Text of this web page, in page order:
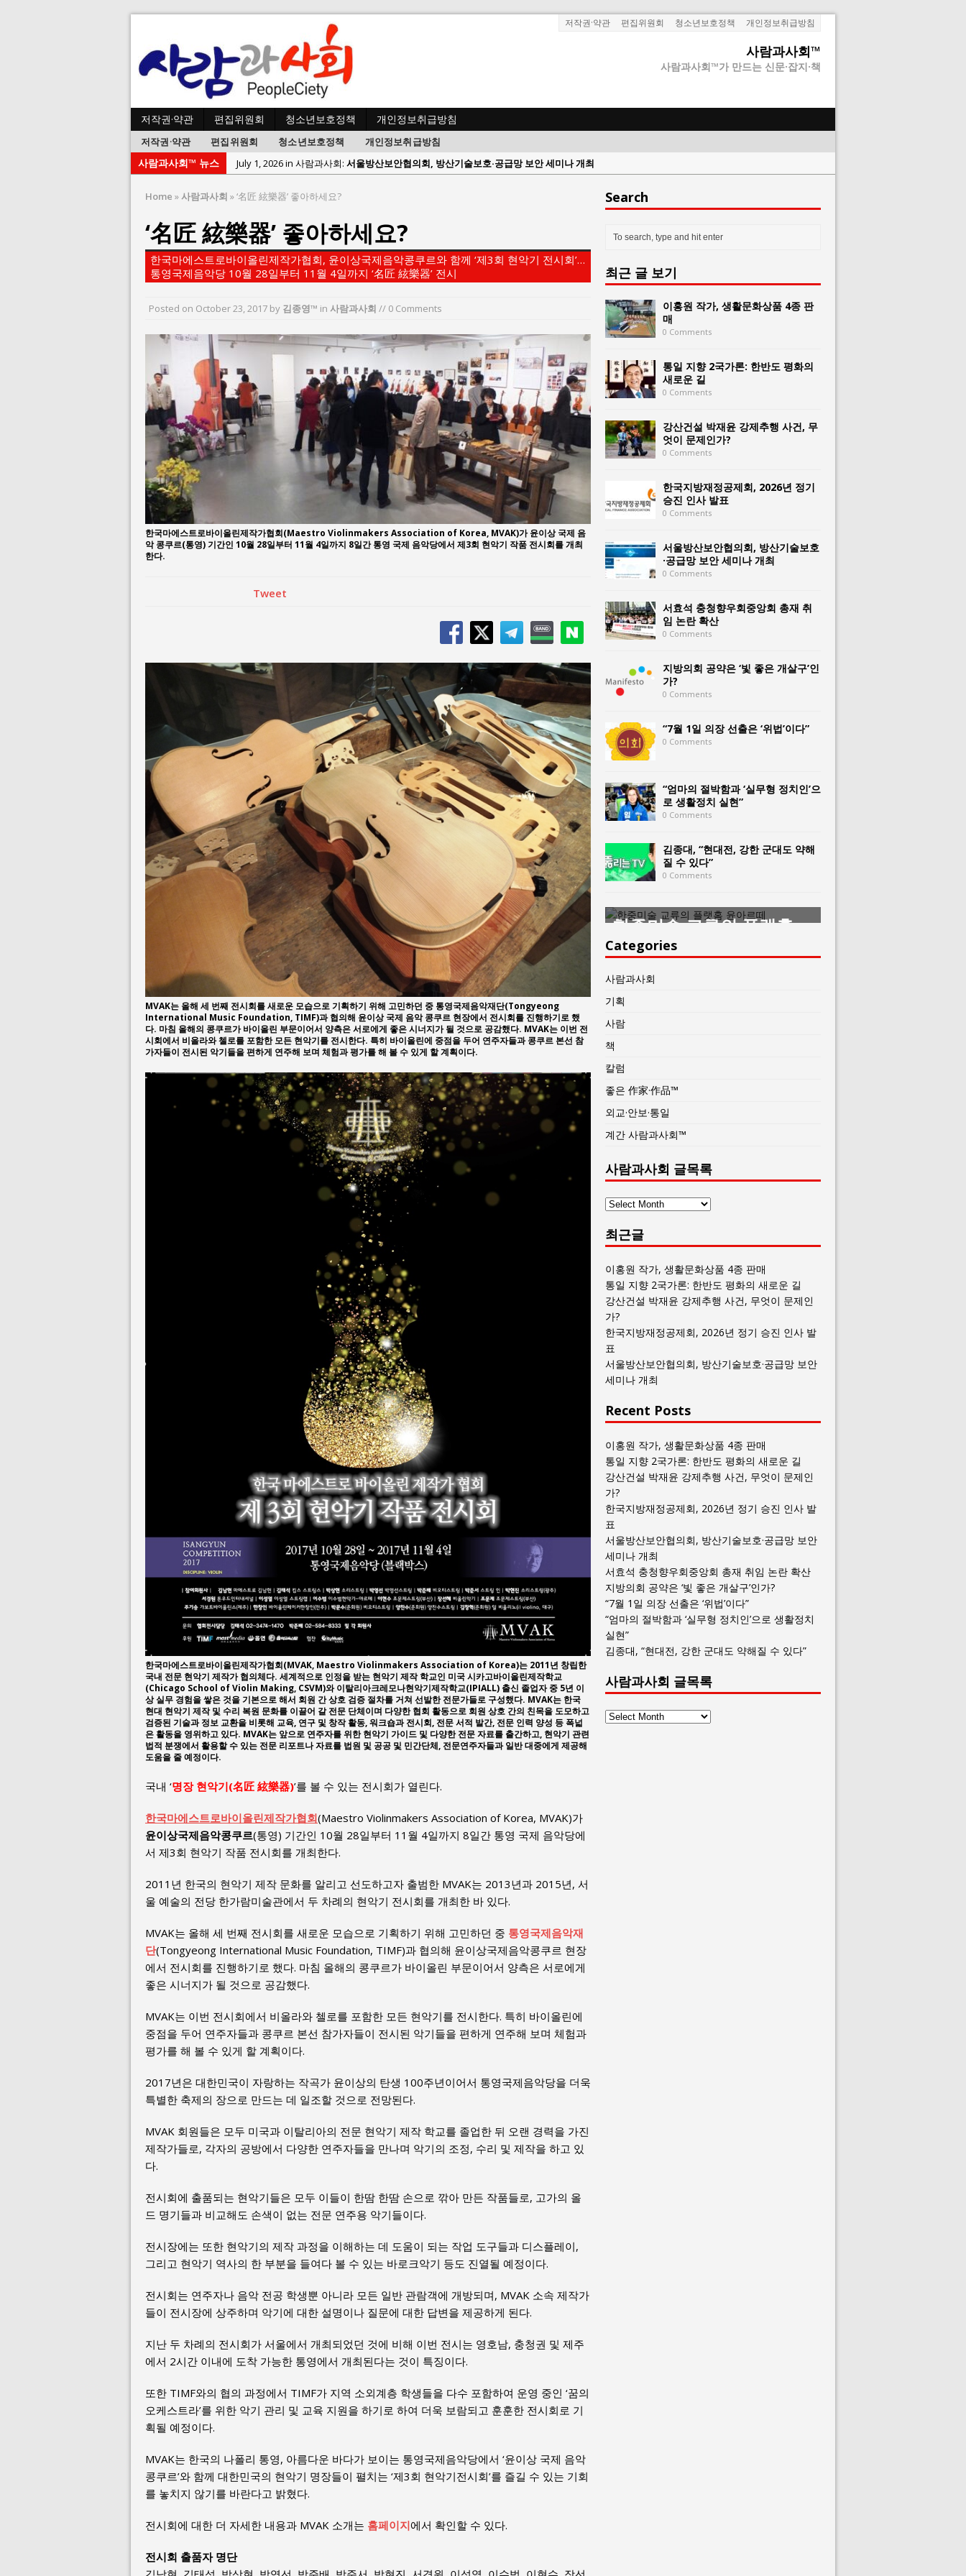
저작권·약관 편집위원회 청소년보호정책 개인정보취급방침
사람과사회™
사람과사회™가 만드는 신문·잡지·책
저작권·약관 편집위원회 청소년보호정책 개인정보취급방침
저작권·약관 편집위원회 청소년보호정책 개인정보취급방침
사람과사회™ 뉴스 July 1, 2026 in 사람과사회: 서울방산보안협의회, 방산기술보호·공급망 보안 세미나 개최
June 2, 2026 in 사람과사회: “7월 1일 의장 선출은 ‘위법’이다”
May 27, 2026 in 사람과사회:“엄마의 절박함과 ‘실무형 정치인’으로 생활정치 실현”
May 23, 2026 in 사람과사회:김종대, “현대전, 강한 군대도 약해질 수 있다”
July 26, 2026 in 사람과사회:통일 지향 2국가론: 한반도 평화의 새로운 길
July 23, 2026 in 사람과사회:강산건설 박재윤 강제추행 사건, 무엇이 문제인가?
July 2, 2026 in 사람:
한국지방재정공제회, 2026년 정기 승진 인사 발표
Home »사람과사회 »‘名匠 絃樂器’ 좋아하세요?
‘名匠 絃樂器’ 좋아하세요?
한국마에스트로바이올린제작가협회, 윤이상국제음악콩쿠르와 함께 ‘제3회 현악기 전시회’…
통영국제음악당 10월 28일부터 11월 4일까지 ‘名匠 絃樂器’ 전시
Posted on October 23, 2017 by 김종영™ in 사람과사회 // 0 Comments
한국마에스트로바이올린제작가협회(Maestro Violinmakers Association of Korea, MVAK)가 윤이상 국제 음
악 콩쿠르(통영) 기간인 10월 28일부터 11월 4일까지 8일간 통영 국제 음악당에서 제3회 현악기 작품 전시회를 개최
한다.
Tweet
MVAK는 올해 세 번째 전시회를 새로운 모습으로 기획하기 위해 고민하던 중 통영국제음악재단(Tongyeong
International Music Foundation, TIMF)과 협의해 윤이상 국제 음악 콩쿠르 현장에서 전시회를 진행하기로 했
다. 마침 올해의 콩쿠르가 바이올린 부문이어서 양측은 서로에게 좋은 시너지가 될 것으로 공감했다. MVAK는 이번 전
시회에서 비올라와 첼로를 포함한 모든 현악기를 전시한다. 특히 바이올린에 중점을 두어 연주자들과 콩쿠르 본선 참
가자들이 전시된 악기들을 편하게 연주해 보며 체험과 평가를 해 볼 수 있게 할 계획이다.
한국마에스트로바이올린제작가협회(MVAK, Maestro Violinmakers Association of Korea)는 2011년 창립한
국내 전문 현악기 제작가 협의체다. 세계적으로 인정을 받는 현악기 제작 학교인 미국 시카고바이올린제작학교
(Chicago School of Violin Making, CSVM)와 이탈리아크레모나현악기제작학교(IPIALL) 출신 졸업자 중 5년 이
상 실무 경험을 쌓은 것을 기본으로 해서 회원 간 상호 검증 절차를 거쳐 선발한 전문가들로 구성했다. MVAK는 한국
현대 현악기 제작 및 수리 복원 문화를 이끌어 갈 전문 단체이며 다양한 협회 활동으로 회원 상호 간의 친목을 도모하고
검증된 기술과 정보 교환을 비롯해 교육, 연구 및 창작 활동, 워크숍과 전시회, 전문 서적 발간, 전문 인력 양성 등 폭넓
은 활동을 영위하고 있다. MVAK는 앞으로 연주자를 위한 현악기 가이드 및 다양한 전문 자료를 출간하고, 현악기 관련
법적 분쟁에서 활용할 수 있는 전문 리포트나 자료를 법원 및 공공 및 민간단체, 전문연주자들과 일반 대중에게 제공해
도움을 줄 예정이다.
국내 ‘명장 현악기(名匠 絃樂器)’를 볼 수 있는 전시회가 열린다.
한국마에스트로바이올린제작가협회(Maestro Violinmakers Association of Korea, MVAK)가
윤이상국제음악콩쿠르(통영) 기간인 10월 28일부터 11월 4일까지 8일간 통영 국제 음악당에
서 제3회 현악기 작품 전시회를 개최한다.
2011년 한국의 현악기 제작 문화를 알리고 선도하고자 출범한 MVAK는 2013년과 2015년, 서
울 예술의 전당 한가람미술관에서 두 차례의 현악기 전시회를 개최한 바 있다.
MVAK는 올해 세 번째 전시회를 새로운 모습으로 기획하기 위해 고민하던 중 통영국제음악재
단(Tongyeong International Music Foundation, TIMF)과 협의해 윤이상국제음악콩쿠르 현장
에서 전시회를 진행하기로 했다. 마침 올해의 콩쿠르가 바이올린 부문이어서 양측은 서로에게
좋은 시너지가 될 것으로 공감했다.
MVAK는 이번 전시회에서 비올라와 첼로를 포함한 모든 현악기를 전시한다. 특히 바이올린에
중점을 두어 연주자들과 콩쿠르 본선 참가자들이 전시된 악기들을 편하게 연주해 보며 체험과
평가를 해 볼 수 있게 할 계획이다.
2017년은 대한민국이 자랑하는 작곡가 윤이상의 탄생 100주년이어서 통영국제음악당을 더욱
특별한 축제의 장으로 만드는 데 일조할 것으로 전망된다.
MVAK 회원들은 모두 미국과 이탈리아의 전문 현악기 제작 학교를 졸업한 뒤 오랜 경력을 가진
제작가들로, 각자의 공방에서 다양한 연주자들을 만나며 악기의 조정, 수리 및 제작을 하고 있
다.
전시회에 출품되는 현악기들은 모두 이들이 한땀 한땀 손으로 깎아 만든 작품들로, 고가의 올
드 명기들과 비교해도 손색이 없는 전문 연주용 악기들이다.
전시장에는 또한 현악기의 제작 과정을 이해하는 데 도움이 되는 작업 도구들과 디스플레이,
그리고 현악기 역사의 한 부분을 들여다 볼 수 있는 바로크악기 등도 진열될 예정이다.
전시회는 연주자나 음악 전공 학생뿐 아니라 모든 일반 관람객에 개방되며, MVAK 소속 제작가
들이 전시장에 상주하며 악기에 대한 설명이나 질문에 대한 답변을 제공하게 된다.
지난 두 차례의 전시회가 서울에서 개최되었던 것에 비해 이번 전시는 영호남, 충청권 및 제주
에서 2시간 이내에 도착 가능한 통영에서 개최된다는 것이 특징이다.
또한 TIMF와의 협의 과정에서 TIMF가 지역 소외계층 학생들을 다수 포함하여 운영 중인 ‘꿈의
오케스트라’를 위한 악기 관리 및 교육 지원을 하기로 하여 더욱 보람되고 훈훈한 전시회로 기
획될 예정이다.
MVAK는 한국의 나폴리 통영, 아름다운 바다가 보이는 통영국제음악당에서 ‘윤이상 국제 음악
콩쿠르’와 함께 대한민국의 현악기 명장들이 펼치는 ‘제3회 현악기전시회’를 즐길 수 있는 기회
를 놓치지 않기를 바란다고 밝혔다.
전시회에 대한 더 자세한 내용과 MVAK 소개는 홈페이지에서 확인할 수 있다.
전시회 출품자 명단
Search
최근 글 보기
이홍원 작가, 생활문화상품 4종 판
매
0 Comments
통일 지향 2국가론: 한반도 평화의
새로운 길
0 Comments
강산건설 박재윤 강제추행 사건, 무
엇이 문제인가?
0 Comments
한국지방재정공제회, 2026년 정기
승진 인사 발표
0 Comments
서울방산보안협의회, 방산기술보호
·공급망 보안 세미나 개최
0 Comments
서효석 충청향우회중앙회 총재 취
임 논란 확산
0 Comments
지방의회 공약은 ‘빛 좋은 개살구’인
가?
0 Comments
“7월 1일 의장 선출은 ‘위법’이다”
0 Comments
“엄마의 절박함과 ‘실무형 정치인’으
로 생활정치 실현”
0 Comments
김종대, “현대전, 강한 군대도 약해
질 수 있다”
0 Comments
한중미술 교류의 플랫홈
윤아르떼
한중미술 교류의 플랫홈
윤아르떼
Categories
사람과사회
기획
사람
책
칼럼
좋은 作家·作品™
외교·안보·통일
계간 사람과사회™
사람과사회 글목록
사
과
사
회
글
목
록
최근글
이홍원 작가, 생활문화상품 4종 판매
통일 지향 2국가론: 한반도 평화의 새로운 길
강산건설 박재윤 강제추행 사건, 무엇이 문제인
가?
한국지방재정공제회, 2026년 정기 승진 인사 발
표
서울방산보안협의회, 방산기술보호·공급망 보안
세미나 개최
Recent Posts
이홍원 작가, 생활문화상품 4종 판매
통일 지향 2국가론: 한반도 평화의 새로운 길
강산건설 박재윤 강제추행 사건, 무엇이 문제인
가?
한국지방재정공제회, 2026년 정기 승진 인사 발
표
서울방산보안협의회, 방산기술보호·공급망 보안
세미나 개최
서효석 충청향우회중앙회 총재 취임 논란 확산
지방의회 공약은 ‘빛 좋은 개살구’인가?
“7월 1일 의장 선출은 ‘위법’이다”
“엄마의 절박함과 ‘실무형 정치인’으로 생활정치
실현”
김종대, “현대전, 강한 군대도 약해질 수 있다”
사람과사회 글목록
사